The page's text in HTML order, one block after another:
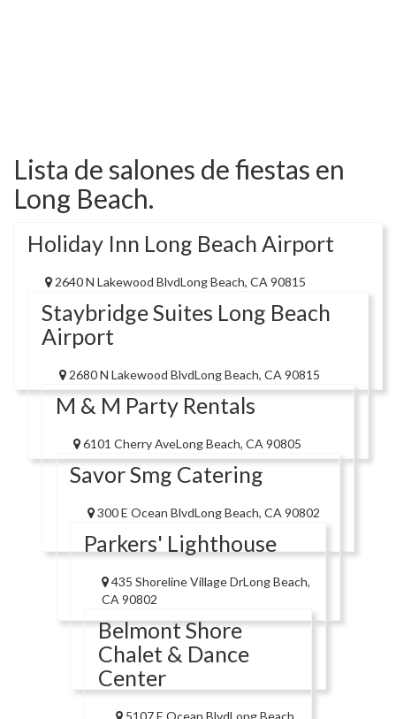
Lista de salones de fiestas en
Long Beach.
Holiday Inn Long Beach Airport
2640 N Lakewood BlvdLong Beach, CA 90815
Staybridge Suites Long Beach
Airport
2680 N Lakewood BlvdLong Beach, CA 90815
M & M Party Rentals
6101 Cherry AveLong Beach, CA 90805
Savor Smg Catering
300 E Ocean BlvdLong Beach, CA 90802
Parkers' Lighthouse
435 Shoreline Village DrLong Beach,
CA 90802
Belmont Shore
Chalet & Dance
Center
5107 E Ocean BlvdLong Beach,